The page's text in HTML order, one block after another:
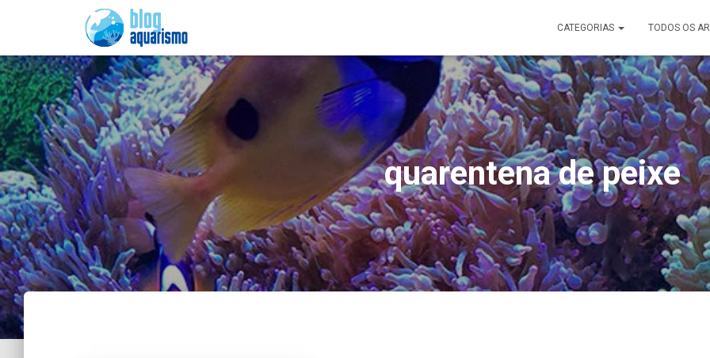
CATEGORIAS TODOS OS
quarentena de peixe